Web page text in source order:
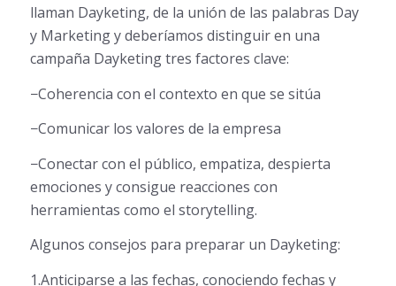
llaman Dayketing, de la unión de las palabras Day
y Marketing y deberíamos distinguir en una
campaña Dayketing tres factores clave:
−Coherencia con el contexto en que se sitúa
−Comunicar los valores de la empresa
−Conectar con el público, empatiza, despierta
emociones y consigue reacciones con
herramientas como el storytelling.
Algunos consejos para preparar un Dayketing:
1.Anticiparse a las fechas, conociendo fechas y